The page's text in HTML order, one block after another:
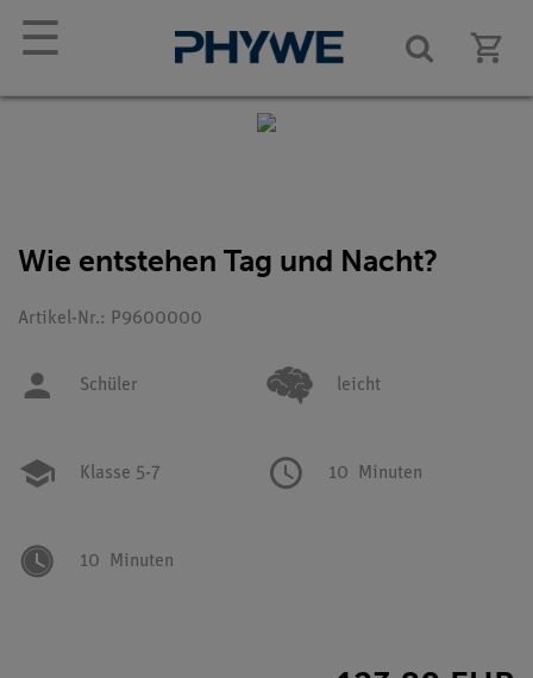
☰
Wie entstehen Tag und Nacht?
Artikel-Nr.: P9600000
Schüler leicht
Klasse 5-7 10 Minuten
10 Minuten